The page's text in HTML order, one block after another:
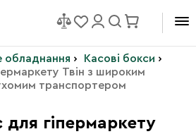
обладнання › Касові бокси ›
Твін з широким
транспортером
гіпермаркету